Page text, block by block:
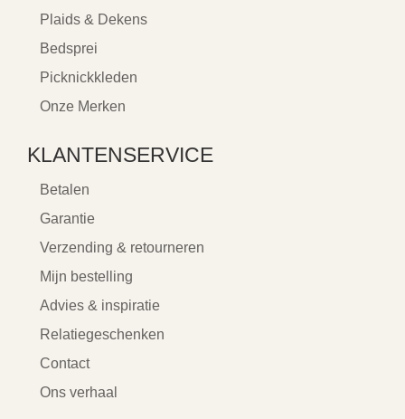
Plaids & Dekens
Bedsprei
Picknickkleden
Onze Merken
KLANTENSERVICE
Betalen
Garantie
Verzending & retourneren
Mijn bestelling
Advies & inspiratie
Relatiegeschenken
Contact
Ons verhaal